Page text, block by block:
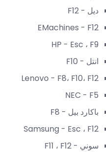
ديل - F12
EMachines - F12
HP - Esc ، F9
انتل - F10
Lenovo - F8، F10، F12
NEC - F5
باكارد بيل - F8
Samsung - Esc ، F12
سوني - F11 ، F12